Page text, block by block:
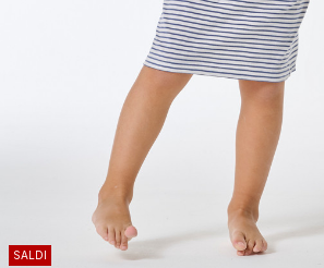
SALDI